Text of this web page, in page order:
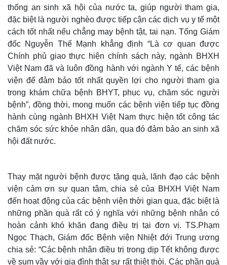
thống an sinh xã hội của nước ta, giúp người tham gia,
đặc biệt là người nghèo được tiếp cận các dịch vụ y tế một
cách tốt nhất nếu chẳng may bệnh tật, tai nạn. Tổng Giám
đốc Nguyễn Thế Mạnh khẳng định “Là cơ quan được
Chính phủ giao thực hiện chính sách này, ngành BHXH
Việt Nam đã và luôn đồng hành với ngành Y tế, các bệnh
viện để đảm bảo tốt nhất quyền lợi cho người tham gia
trong khám chữa bệnh BHYT, phục vụ, chăm sóc người
bệnh”, đồng thời, mong muốn các bệnh viện tiếp tục đồng
hành cùng ngành BHXH Việt Nam thực hiện tốt công tác
chăm sóc sức khỏe nhân dân, qua đó đảm bảo an sinh xã
hội đất nước.
Thay mặt người bệnh được tặng quà, lãnh đạo các bệnh
viện cảm ơn sự quan tâm, chia sẻ của BHXH Việt Nam
đến hoạt động của các bệnh viện thời gian qua, đặc biệt là
những phần quà rất có ý nghĩa với những bệnh nhân có
hoàn cảnh khó khăn đang điều trị tại đơn vị. TS.Phạm
Ngọc Thạch, Giám đốc Bệnh viện Nhiệt đới Trung ương
chia sẻ: “Các bệnh nhân điều trị trong dịp Tết không được
về sum vầy với gia đình thật sự rất thiệt thòi. Các phần quà